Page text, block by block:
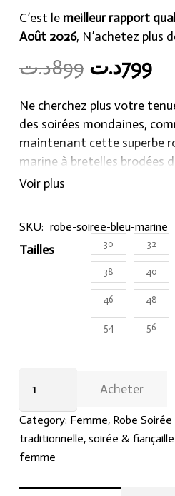
C’est le meilleur rapport
Août 2026, N’achetez plus
899د.ت Original
price
was:
899د.ت.
799د.ت
is:
Ne cherchez plus votre
des soirées mondaines,
maintenant cette superbe
marine à bretelles brodées
Hraier.com et soyez
Voir plus
SKU: robe-soiree-bleu-marine
Tailles 30 32
38 40
46 48
54 56
soirée
bleu
marine
bretelles
Acheter
Category: Femme, Robe
traditionnelle, soirée &
femme